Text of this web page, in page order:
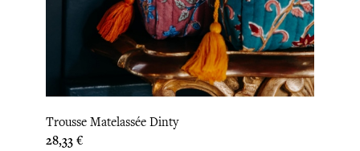
Trousse Matelassée Dinty
Prix
28,33 €
›